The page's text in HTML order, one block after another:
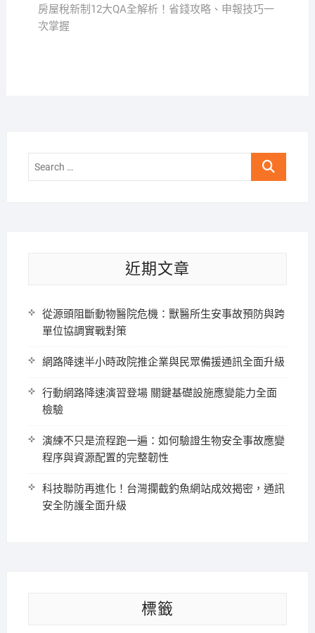
覽 post:
房屋稅新制12大QA全解析！省錢攻略、申報技巧一
次掌握
Search
近期文章
從源頭阻斷動物醫院危機：獸醫所生安事故預防與跨
單位協調實戰對策
網路降速半小時政院推企業與民眾備援通訊全面升級
行動網路降速演習登場 關鍵基礎設施應變能力全面
檢驗
演練不只是流程跑一遍：如何驗證生物安全事故應變
程序與資源配置的完整韌性
科技聯防再進化！台灣攔截釣魚網站成效揭密，通訊
安全防護全面升級
標籤